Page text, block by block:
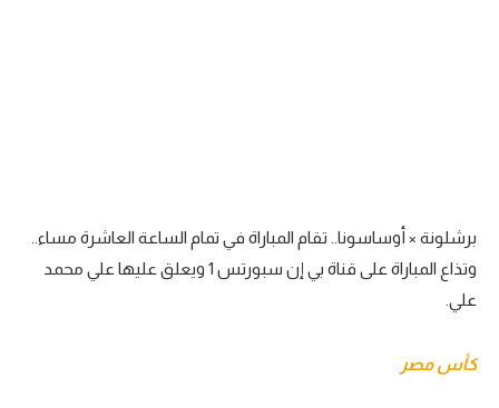
برشلونة × أوساسونا.. تقام المباراة في تمام الساعة العاشرة مساء..
وتذاع المباراة على قناة بي إن سبورتس 1 ويعلق عليها علي محمد
علي.
كأس مصر